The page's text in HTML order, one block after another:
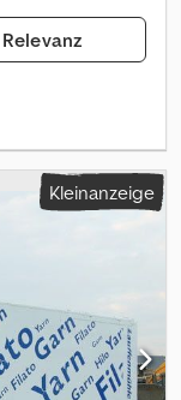
Kleinanzeige